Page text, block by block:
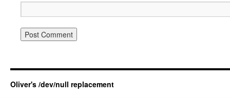
Oliver's /dev/null replacement